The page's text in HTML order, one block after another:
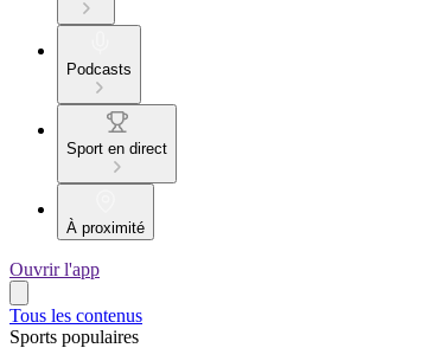
Podcasts
Sport en direct
À proximité
Ouvrir l'app
Tous les contenus
Sports populaires